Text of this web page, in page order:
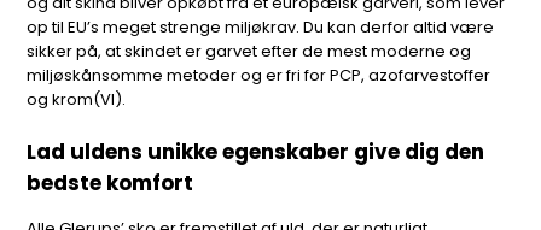
op til EU’s meget strenge miljøkrav. Du kan derfor altid være
sikker på, at skindet er garvet efter de mest moderne og
miljøskånsomme metoder og er fri for PCP, azofarvestoffer
og krom(VI).
Lad uldens unikke egenskaber give dig den
bedste komfort